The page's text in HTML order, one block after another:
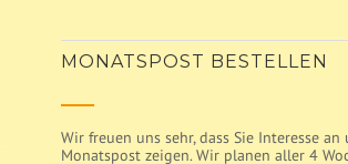
MONATSPOST BESTELLEN
Wir freuen uns sehr, dass Sie Interesse an
Monatspost zeigen. Wir planen aller 4